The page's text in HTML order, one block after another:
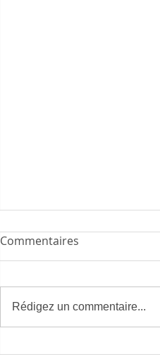
Commentaires
Rédigez un commentaire...